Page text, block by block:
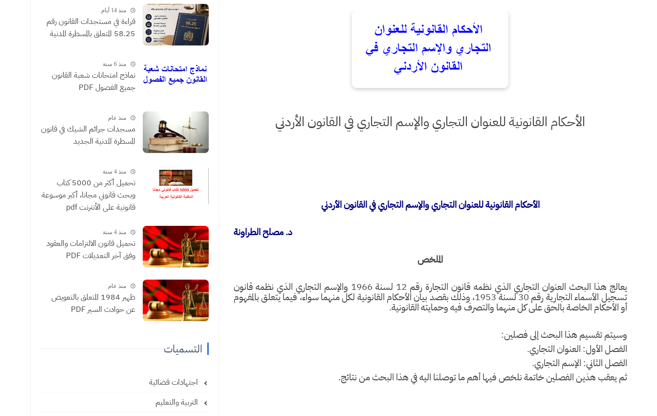
الأحكام القانونية للعنوان التجاري والإسم التجاري في القانون الأردني
الأحكام القانونية للعنوان التجاري والإسم التجاري في القانون الأردني
د. مصلح الطراونة
الملخص
يعالج هذا البحث العنوان التجاري الذي نظمه قانون التجارة رقم 12 لسنة 1966 والإسم التجاري الذي نظمه قانون
تسجيل الأسماء التجارية رقم 30 لسنة 1953، وذلك بقصد بيان الأحكام القانونية لكل منهما سواء، فيما يتعلق بالمفهوم
أو الأحكام الخاصة بالحق على كل منهما والتصرف فيه وحمايته القانونية.
وسيتم تقسيم هذا البحث إلى فصلين:
الفصل الأول: العنوان التجاري.
الفصل الثاني: الإسم التجاري.
ثم يعقب هذين الفصلين خاتمة نلخص فيها أهم ما توصلنا اليه في هذا البحث من نتائج.
الموثقون
منذ 14 أيام
​قراءة في مستجدات القانون رقم
58.25 المتعلق بالمسطرة المدنية
منذ 6 سنة
نماذج امتحانات شعبة القانون
جميع الفصول PDF
منذ عام
مسجدات جرائم الشيك في قانون
المسطرة المدنية الجديد
منذ 4 سنة
تحميل أكثر من 5000 كتاب
وبحث قانوني مجانا، أكبر موسوعة
قانونية على الأنترنت pdf
منذ 4 سنة
تحميل قانون الالتزامات والعقود
وفق آخر التعديلات PDF
منذ عام
ظهير 1984 المتعلق بالتعويض
عن حوادث السير PDF
التسميات
اجتهادات قضائية
التربية والتعليم